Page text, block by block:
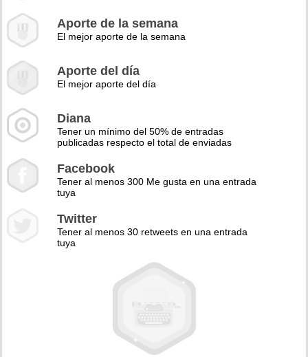
Aporte de la semana
El mejor aporte de la semana
Aporte del día
El mejor aporte del día
Diana
Tener un mínimo del 50% de entradas
publicadas respecto el total de enviadas
Facebook
Tener al menos 300 Me gusta en una entrada
tuya
Twitter
Tener al menos 30 retweets en una entrada
tuya